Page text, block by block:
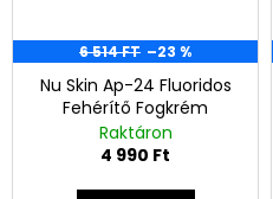
6 514 FT –23 %
Nu Skin Ap-24 Fluoridos
Fehérítő Fogkrém
Raktáron
4 990 Ft